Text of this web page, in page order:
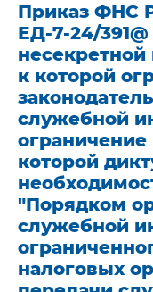
Приказ ФНС
ЕД-7-24/
к которой
служебной
ограничение
которой
"Порядком
служебной
налоговых